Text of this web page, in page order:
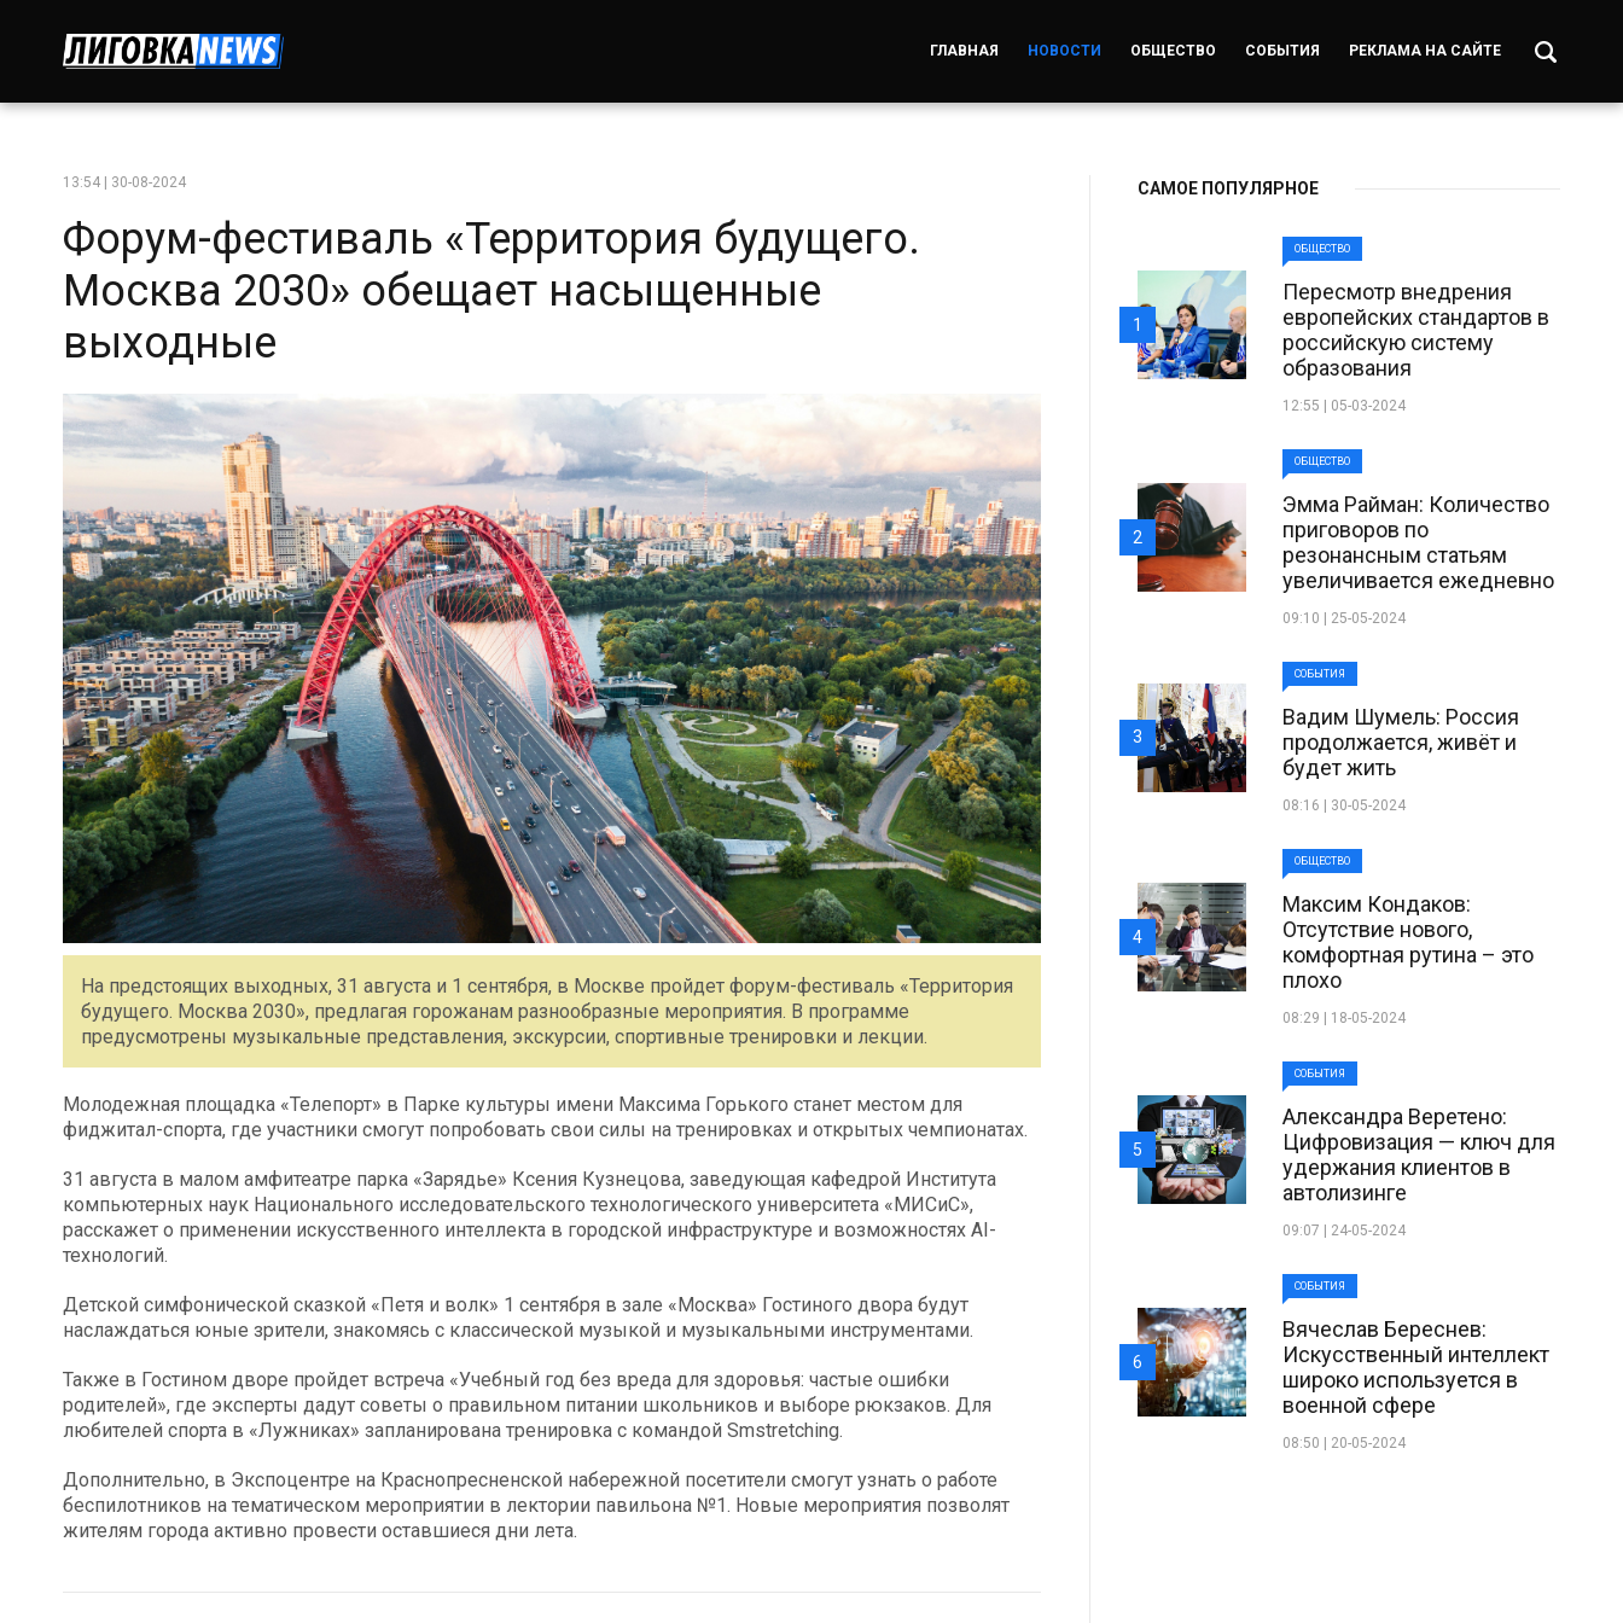
ГЛАВНАЯ НОВОСТИ ОБЩЕСТВО СОБЫТИЯ РЕКЛАМА НА САЙТЕ
13:54 | 30-08-2024
Форум-фестиваль «Территория будущего.
Москва 2030» обещает насыщенные
выходные
На предстоящих выходных, 31 августа и 1 сентября, в Москве пройдет форум-фестиваль «Территория
будущего. Москва 2030», предлагая горожанам разнообразные мероприятия. В программе
предусмотрены музыкальные представления, экскурсии, спортивные тренировки и лекции.
Молодежная площадка «Телепорт» в Парке культуры имени Максима Горького станет местом для
фиджитал-спорта, где участники смогут попробовать свои силы на тренировках и открытых чемпионатах.
31 августа в малом амфитеатре парка «Зарядье» Ксения Кузнецова, заведующая кафедрой Института
компьютерных наук Национального исследовательского технологического университета «МИСиС»,
расскажет о применении искусственного интеллекта в городской инфраструктуре и возможностях AI-
технологий.
Детской симфонической сказкой «Петя и волк» 1 сентября в зале «Москва» Гостиного двора будут
наслаждаться юные зрители, знакомясь с классической музыкой и музыкальными инструментами.
Также в Гостином дворе пройдет встреча «Учебный год без вреда для здоровья: частые ошибки
родителей», где эксперты дадут советы о правильном питании школьников и выборе рюкзаков. Для
любителей спорта в «Лужниках» запланирована тренировка с командой Smstretching.
Дополнительно, в Экспоцентре на Краснопресненской набережной посетители смогут узнать о работе
беспилотников на тематическом мероприятии в лектории павильона №1. Новые мероприятия позволят
жителям города активно провести оставшиеся дни лета.
САМОЕ ПОПУЛЯРНОЕ
ОБЩЕСТВО
Пересмотр внедрения
европейских стандартов в
российскую систему
образования
12:55 | 05-03-2024
1
ОБЩЕСТВО
Эмма Райман: Количество
приговоров по
резонансным статьям
увеличивается ежедневно
09:10 | 25-05-2024
2
СОБЫТИЯ
Вадим Шумель: Россия
продолжается, живёт и
будет жить
08:16 | 30-05-2024
3
ОБЩЕСТВО
Максим Кондаков:
Отсутствие нового,
комфортная рутина – это
плохо
08:29 | 18-05-2024
4
СОБЫТИЯ
Александра Веретено:
Цифровизация — ключ для
удержания клиентов в
автолизинге
09:07 | 24-05-2024
5
СОБЫТИЯ
Вячеслав Береснев:
Искусственный интеллект
широко используется в
военной сфере
08:50 | 20-05-2024
6